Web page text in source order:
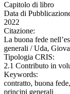
Capitolo di libro
Data di
2022
Citazione:
La buona fede
generali / Uda,
Tipologia CRIS:
2.1 Contributo in
Keywords:
contratto, buona
principi generali